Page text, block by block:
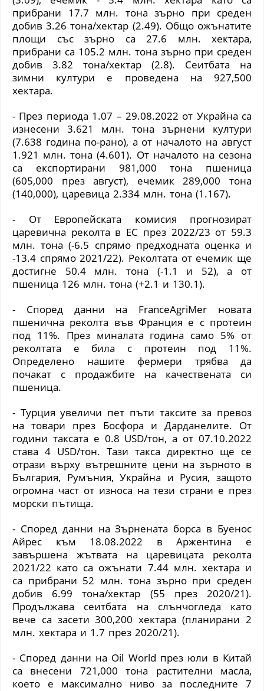
прибрани 17.7 млн. тона зърно при среден
добив 3.26 тона/хектар (2.49). Общо ожънатите
площи със зърно са 27.6 млн. хектара,
прибрани са 105.2 млн. тона зърно при среден
добив 3.82 тона/хектар (2.8). Сеитбата на
зимни култури е проведена на 927,500
хектара.
- През периода 1.07 – 29.08.2022 от Украйна са
изнесени 3.621 млн. тона зърнени култури
(7.638 година по-рано), а от началото на август
1.921 млн. тона(4.601). От началото на сезона
са експортирани 981,000 тона пшеница
(605,000 през август), ечемик 289,000 тона
(140,000), царевица 2.334 млн. тона (1.167).
- От Европейската комисия прогнозират
царевична реколта в ЕС през 2022/23 от 59.3
млн. тона(-6.5 спрямо предходната оценка и
-13.4 спрямо 2021/22). Реколтата от ечемик ще
достигне 50.4 млн. тона (-1.1 и 52), а от
пшеница 126 млн. тона (+2.1 и 130.1).
- Според данни на FranceAgriMer новата
пшенична реколта във Франция е с протеин
под 11%. През миналата година само 5% от
реколтата е била с протеин под 11%.
Определено нашите фермери трябва да
почакат с продажбите на качествената си
пшеница.
- Турция увеличи пет пъти таксите за превоз
на товари през Босфора и Дарданелите. От
години таксата е 0.8 USD/тон, а от 07.10.2022
става 4 USD/тон. Тази такса директно ще се
отрази върху вътрешните цени на зърното в
България, Румъния, Украйна и Русия, защото
огромна част от износа на тези страни е през
морски пътища.
- Според данни на Зърнената борса в Буенос
Айрес към 18.08.2022 в Аржентина е
завършена жътвата на царевицата реколта
2021/22 като са ожънати 7.44 млн. хектара и
са прибрани 52 млн. тона зърно при среден
добив 6.99 тона/хектар (55 през 2020/21).
Продължава сеитбата на слънчогледа като
вече са засети 300,200 хектара(планирани 2
млн. хектара и 1.7 през 2020/21).
- Според данни на Oil World през юли в Китай
са внесени 721,000 тона растителни масла,
което е максимално ниво за последните 7